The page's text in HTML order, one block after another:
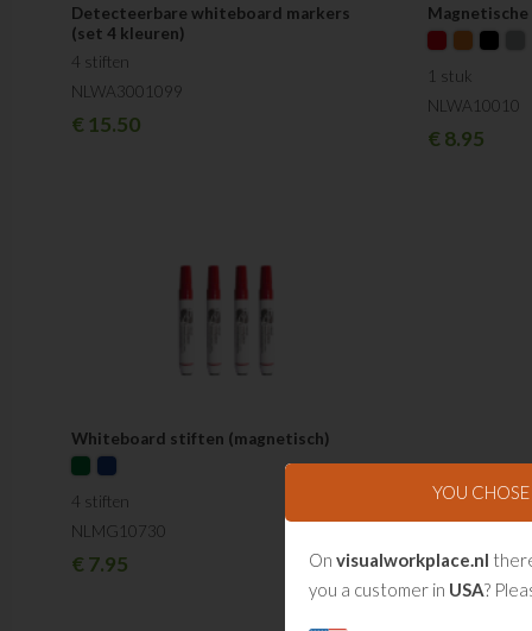
Detecteerbare whiteboard markers
(set 4 kleuren)
4 stiften
NLWA3001099
€15.50
1 stuk
NLWA10010
€8.95
Whiteboard stiften (magnetisch)
4 stiften
NLMG10730
€7.95
YOU CHOSE
On visualworkplace.nl
you a customer in USA?